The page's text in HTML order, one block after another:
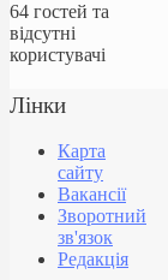
64 гостей та
відсутні
користувачі
Лінки
Карта
сайту
Вакансії
Зворотний
зв'язок
Редакція